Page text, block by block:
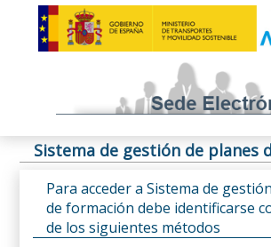
Sistema de gestión de planes
Para acceder a Sistema de
de formación debe identificarse
de los siguientes métodos